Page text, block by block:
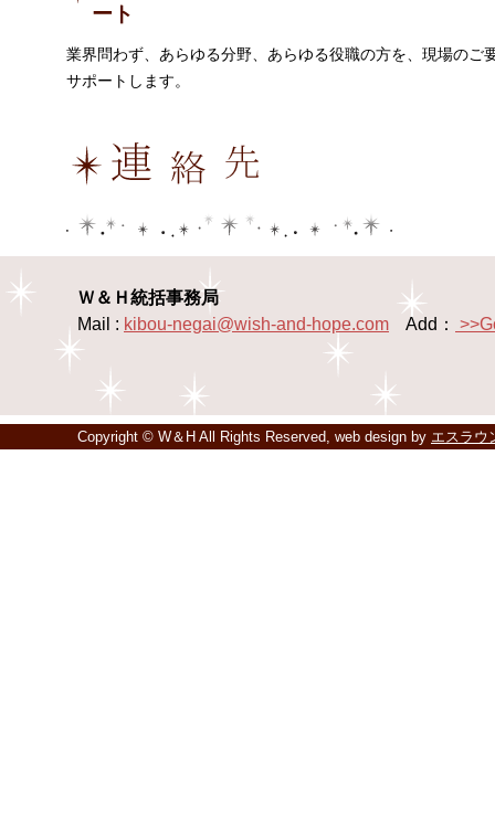
ート
業界問わず、あらゆる分野、あらゆる役職の方を、現場のご
サポートします。
Ｗ＆Ｈ統括事務局
Mail : kibou-negai@wish-and-hope.com Add：
Copyright © W＆H All Rights Reserved, web design by エスラウ